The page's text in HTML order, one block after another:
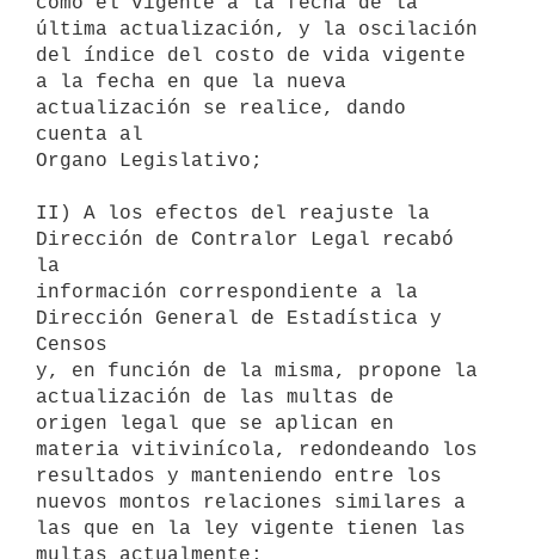
última actualización, y la oscilación
del índice del costo de vida vigente
a la fecha en que la nueva
actualización se realice, dando
cuenta al
Organo Legislativo;
II) A los efectos del reajuste la
Dirección de Contralor Legal recabó
la
información correspondiente a la
Dirección General de Estadística y
Censos
y, en función de la misma, propone la
actualización de las multas de
origen legal que se aplican en
materia vitivinícola, redondeando los
resultados y manteniendo entre los
nuevos montos relaciones similares a
las que en la ley vigente tienen las